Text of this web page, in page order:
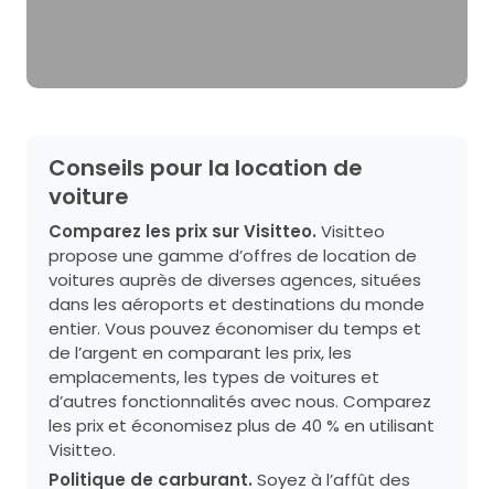
Conseils pour la location de
voiture
Comparez les prix sur Visitteo. Visitteo
propose une gamme d’offres de location de
voitures auprès de diverses agences, situées
dans les aéroports et destinations du monde
entier. Vous pouvez économiser du temps et
de l’argent en comparant les prix, les
emplacements, les types de voitures et
d’autres fonctionnalités avec nous. Comparez
les prix et économisez plus de 40 % en utilisant
Visitteo.
Politique de carburant. Soyez à l’affût des